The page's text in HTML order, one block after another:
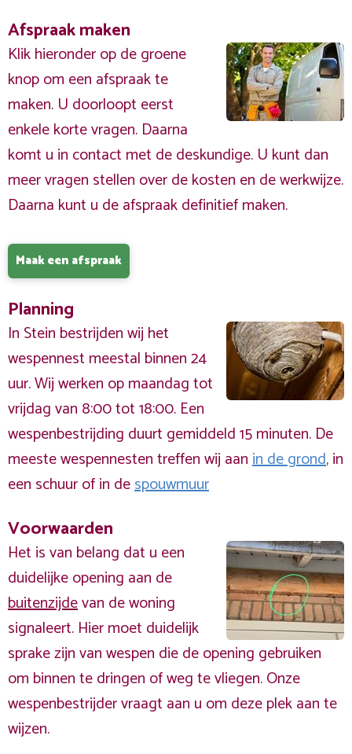
Afspraak maken
Klik hieronder op de groene
knop om een afspraak te
maken. U doorloopt eerst
enkele korte vragen. Daarna
komt u in contact met de deskundige. U kunt dan
meer vragen stellen over de kosten en de werkwijze.
Daarna kunt u de afspraak definitief maken.
Maak een afspraak
Planning
In Stein bestrijden wij het
wespennest meestal binnen 24
uur. Wij werken op maandag tot
vrijdag van 8:00 tot 18:00. Een
wespenbestrijding duurt gemiddeld 15 minuten. De
meeste wespennesten treffen wij aanin de grond, in
een schuur of in despouwmuur
Voorwaarden
Het is van belang dat u een
duidelijke opening aan de
buitenzijdevan de woning
signaleert. Hier moet duidelijk
sprake zijn van wespen die de opening gebruiken
om binnen te dringen of weg te vliegen. Onze
wespenbestrijder vraagt aan u om deze plek aan te
wijzen.